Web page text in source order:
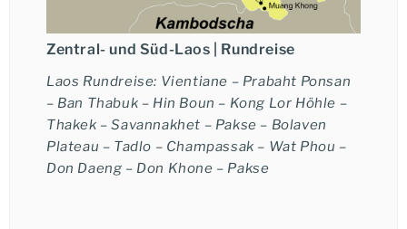
Zentral- und Süd-Laos | Rundreise
Laos Rundreise: Vientiane – Prabaht Ponsan
– Ban Thabuk – Hin Boun – Kong Lor Höhle –
Thakek – Savannakhet – Pakse – Bolaven
Plateau – Tadlo – Champassak – Wat Phou –
Don Daeng – Don Khone – Pakse